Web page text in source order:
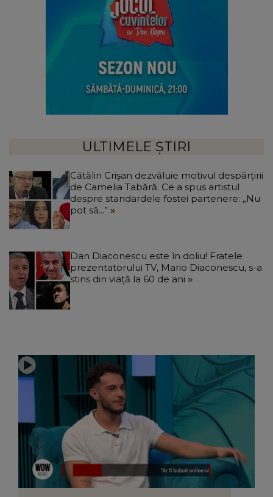
ULTIMELE ȘTIRI
Cătălin Crișan dezvăluie motivul despărțirii
de Camelia Tabără. Ce a spus artistul
despre standardele fostei partenere: „Nu
pot să...”
Dan Diaconescu este în doliu! Fratele
prezentatorului TV, Mario Diaconescu, s-a
stins din viață la 60 de ani